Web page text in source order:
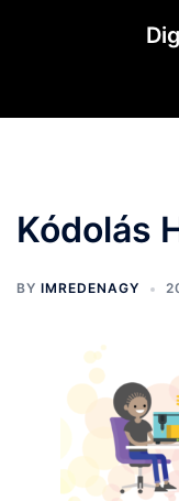
Kódolás
BY IMREDENAGY